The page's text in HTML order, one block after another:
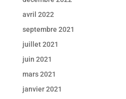
avril 2022
septembre 2021
juillet 2021
juin 2021
mars 2021
janvier 2021